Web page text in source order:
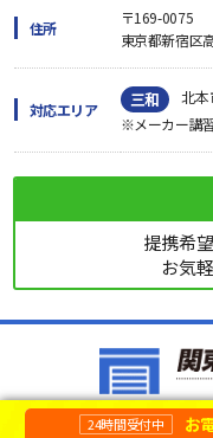
住所
〒169-0075
東京都新宿区
対応エリア 三和
北本
※メーカー講
提携希
お気
24時間受付中 お